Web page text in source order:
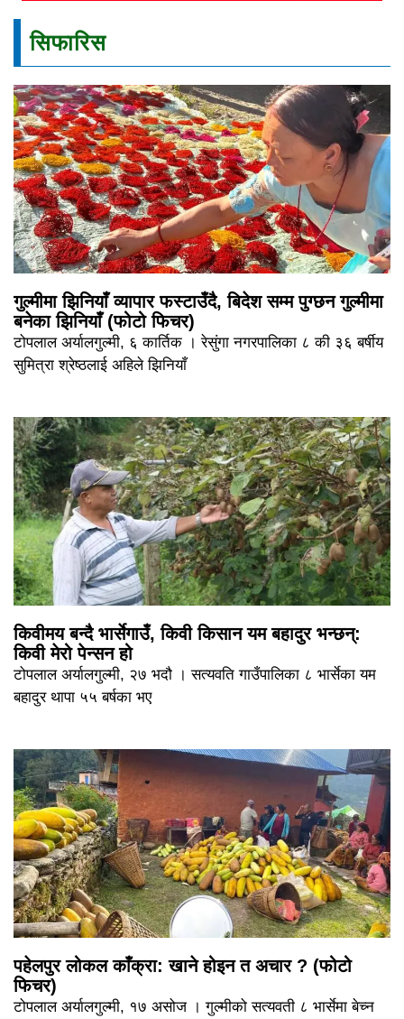
सिफारिस
गुल्मीमा झिनियाँ व्यापार फस्टाउँदै, बिदेश सम्म पुग्छन गुल्मीमा
बनेका झिनियाँ (फोटो फिचर)
टोपलाल अर्यालगुल्मी, ६ कार्तिक । रेसुंगा नगरपालिका ८ की ३६ बर्षीय
सुमित्रा श्रेष्ठलाई अहिले झिनियाँ
किवीमय बन्दै भार्सेगाउँ, किवी किसान यम बहादुर भन्छन्:
किवी मेरो पेन्सन हो
टोपलाल अर्यालगुल्मी, २७ भदौ । सत्यवति गाउँपालिका ८ भार्सेका यम
बहादुर थापा ५५ बर्षका भए
पहेलपुर लोकल काँक्रा: खाने होइन त अचार ? (फोटो
फिचर)
टोपलाल अर्यालगुल्मी, १७ असोज । गुल्मीको सत्यवती ८ भार्सेमा बेच्न